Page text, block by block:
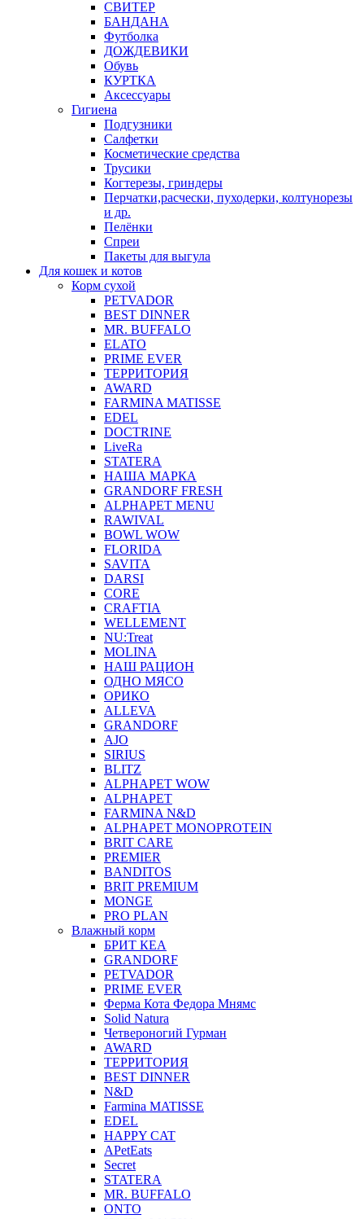
СВИТЕР
БАНДАНА
Футболка
ДОЖДЕВИКИ
Обувь
КУРТКА
Аксессуары
Гигиена
Подгузники
Салфетки
Косметические средства
Трусики
Когтерезы, гриндеры
Перчатки,расчески, пуходерки, колтунорезы
и др.
Пелёнки
Спреи
Пакеты для выгула
Для кошек и котов
Корм сухой
PETVADOR
BEST DINNER
MR. BUFFALO
ELATO
PRIME EVER
ТЕРРИТОРИЯ
AWARD
FARMINA MATISSE
EDEL
DOCTRINE
LiveRa
STATERA
НАША МАРКА
GRANDORF FRESH
ALPHAPET MENU
RAWIVAL
BOWL WOW
FLORIDA
SAVITA
DARSI
CORE
CRAFTIA
WELLEMENT
NU:Treat
MOLINA
НАШ РАЦИОН
ОДНО МЯСО
ОРИКО
ALLEVA
GRANDORF
AJO
SIRIUS
BLITZ
ALPHAPET WOW
ALPHAPET
FARMINA N&D
ALPHAPET MONOPROTEIN
BRIT CARE
PREMIER
BANDITOS
BRIT PREMIUM
MONGE
PRO PLAN
Влажный корм
БРИТ КЕА
GRANDORF
PETVADOR
PRIME EVER
Ферма Кота Федора Мнямс
Solid Natura
Четвероногий Гурман
AWARD
ТЕРРИТОРИЯ
BEST DINNER
N&D
Farmina MATISSE
EDEL
HAPPY CAT
APetEats
Secret
STATERA
MR. BUFFALO
ONTO